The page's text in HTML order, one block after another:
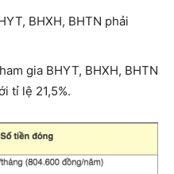
BHXH, BHTN phải
gia BHYT, BHXH, BHTN
tỉ lệ 21,5%.